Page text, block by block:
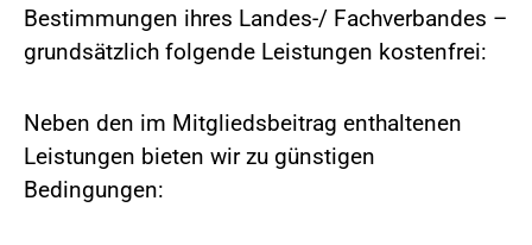
Bestimmungen ihres Landes-/ Fachverbandes –
grundsätzlich folgende Leistungen kostenfrei:
Neben den im Mitgliedsbeitrag enthaltenen
Leistungen bieten wir zu günstigen
Bedingungen: